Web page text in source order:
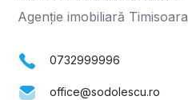
Agenție imobiliară Timisoara
0732999996
office@sodolescu.ro